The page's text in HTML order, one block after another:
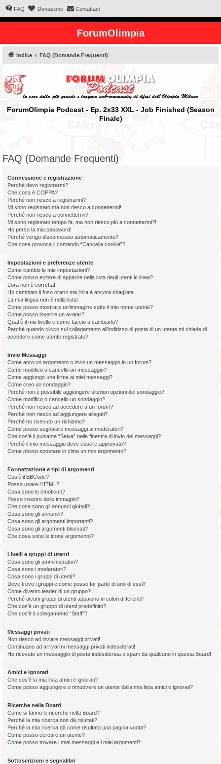
FAQ Donazione Contattaci
ForumOlimpia
Indice FAQ (Domande Frequenti)
ForumOlimpia Podcast - Ep. 2x33 XXL - Job Finished (Season
Finale)
FAQ (Domande Frequenti)
Connessione e registrazione
Perché devo registrarmi?
Che cosa è COPPA?
Perché non riesco a registrarmi?
Mi sono registrato ma non riesco a connettermi!
Perché non riesco a connettermi?
Mi sono registrato tempo fa, ma non riesco più a connettermi?!
Ho perso la mia password!
Perché vengo disconnesso automaticamente?
Che cosa provoca il comando “Cancella cookie”?
Impostazioni e preferenze utente
Come cambio le mie impostazioni?
Come posso evitare di apparire nella lista degli utenti in linea?
L’ora non è corretta!
Ho cambiato il fuso orario ma l’ora è ancora sbagliata
La mia lingua non è nella lista!
Come posso mostrare un’immagine sotto il mio nome utente?
Come posso inserire un avatar?
Qual è il mio livello e come faccio a cambiarlo?
Perché quando clicco sul collegamento all’indirizzo di posta di un utente mi chiede di
accedere come utente registrato?
Invio Messaggi
Come apro un argomento o invio un messaggio in un forum?
Come modifico o cancello un messaggio?
Come aggiungo una firma ai miei messaggi?
Come creo un sondaggio?
Perché non è possibile aggiungere ulteriori opzioni del sondaggio?
Come modifico o cancello un sondaggio?
Perché non riesco ad accedere a un forum?
Perché non riesco ad aggiungere allegati?
Perché ho ricevuto un richiamo?
Come posso segnalare messaggi ai moderatori?
Che cos’è il pulsante “Salva” nella finestra di invio dei messaggi?
Perché il mio messaggio deve essere approvato?
Come posso spostare in cima un mio argomento?
Formattazione e tipi di argomenti
Cos’è il BBCode?
Posso usare l’HTML?
Cosa sono le emoticon?
Posso inserire delle immagini?
Che cosa sono gli annunci globali?
Cosa sono gli annunci?
Cosa sono gli argomenti importanti?
Cosa sono gli argomenti bloccati?
Che cosa sono le icone argomento?
Livelli e gruppi di utenti
Cosa sono gli amministratori?
Cosa sono i moderatori?
Cosa sono i gruppi di utenti?
Dove trovo i gruppi e come posso far parte di uno di essi?
Come divento leader di un gruppo?
Perché alcuni gruppi di utenti appaiono in colori differenti?
Che cos’è un gruppo di utenti predefinito?
Che cos’è il collegamento “Staff”?
Messaggi privati
Non riesco ad inviare messaggi privati!
Continuano ad arrivarmi messaggi privati indesiderati!
Ho ricevuto un messaggio di posta indesiderata o spam da qualcuno in questa Board!
Amici e ignorati
Che cos’è la mia lista amici e ignorati?
Come posso aggiungere o rimuovere un utente dalla mia lista amici o ignorati?
Ricerche nella Board
Come si fanno le ricerche nella Board?
Perché la mia ricerca non dà risultati?
Perché la mia ricerca dà come risultato una pagina vuota?
Come posso cercare un utente?
Come posso trovare i miei messaggi e i miei argomenti?
Sottoscrizioni e segnalibri